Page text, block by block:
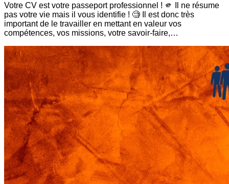
Votre CV est votre passeport professionnel ! 🫵 Il ne résume
pas votre vie mais il vous identifie ! 🧐 Il est donc très
important de le travailler en mettant en valeur vos
compétences, vos missions, votre savoir-faire,…